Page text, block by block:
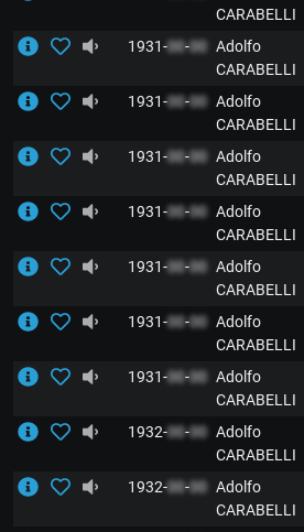
CARABELLI
1931-00-00 Adolfo
CARABELLI
1931-00-00 Adolfo
CARABELLI
1931-00-00 Adolfo
CARABELLI
1931-00-00 Adolfo
CARABELLI
1931-00-00 Adolfo
CARABELLI
1931-00-00 Adolfo
CARABELLI
1931-00-00 Adolfo
CARABELLI
1932-00-00 Adolfo
CARABELLI
1932-00-00 Adolfo
CARABELLI